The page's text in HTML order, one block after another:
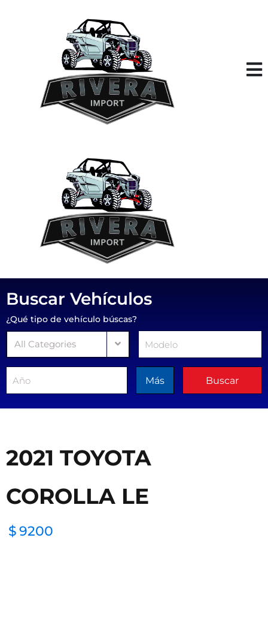
Buscar Vehículos
¿Qué tipo de vehículo búscas?
All Categories
Más Buscar
2021 TOYOTA
COROLLA LE
$9200